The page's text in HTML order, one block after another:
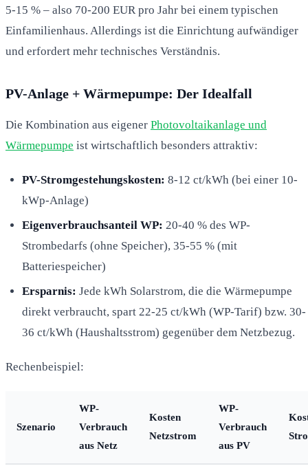
5-15 % – also 70-200 EUR pro Jahr bei einem typischen
Einfamilienhaus. Allerdings ist die Einrichtung aufwändiger
und erfordert mehr technisches Verständnis.
PV-Anlage + Wärmepumpe: Der Idealfall
Die Kombination aus eigener Photovoltaikanlage und
Wärmepumpe ist wirtschaftlich besonders attraktiv:
PV-Stromgestehungskosten: 8-12 ct/kWh (bei einer 10-
kWp-Anlage)
Eigenverbrauchsanteil WP: 20-40 % des WP-
Strombedarfs (ohne Speicher), 35-55 % (mit
Batteriespeicher)
Ersparnis: Jede kWh Solarstrom, die die Wärmepumpe
direkt verbraucht, spart 22-25 ct/kWh (WP-Tarif) bzw. 30-
36 ct/kWh (Haushaltsstrom) gegenüber dem Netzbezug.
Rechenbeispiel:
Szenario
WP-
Verbrauch
aus Netz
Kosten
Netzstrom
WP-
Verbrauch
aus PV